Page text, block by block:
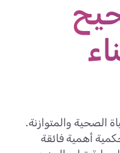
الصحية والمتوازنة.
أهمية فائقة